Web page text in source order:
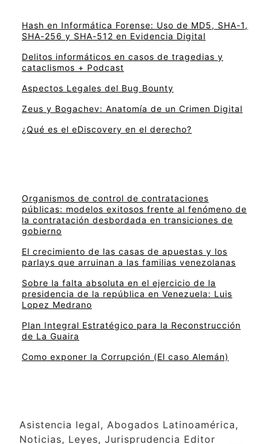
Hash en Informática Forense: Uso de MD5, SHA-1,
SHA-256 y SHA-512 en Evidencia Digital
Delitos informáticos en casos de tragedias y
cataclismos + Podcast
Aspectos Legales del Bug Bounty
Zeus y Bogachev: Anatomía de un Crimen Digital
¿Qué es el eDiscovery en el derecho?
Organismos de control de contrataciones
públicas: modelos exitosos frente al fenómeno de
la contratación desbordada en transiciones de
gobierno
El crecimiento de las casas de apuestas y los
parlays que arruinan a las familias venezolanas
Sobre la falta absoluta en el ejercicio de la
presidencia de la república en Venezuela: Luis
Lopez Medrano
Plan Integral Estratégico para la Reconstrucción
de La Guaira
Como exponer la Corrupción (El caso Alemán)
Asistencia legal, Abogados Latinoamérica,
Noticias, Leyes, Jurisprudencia Editor